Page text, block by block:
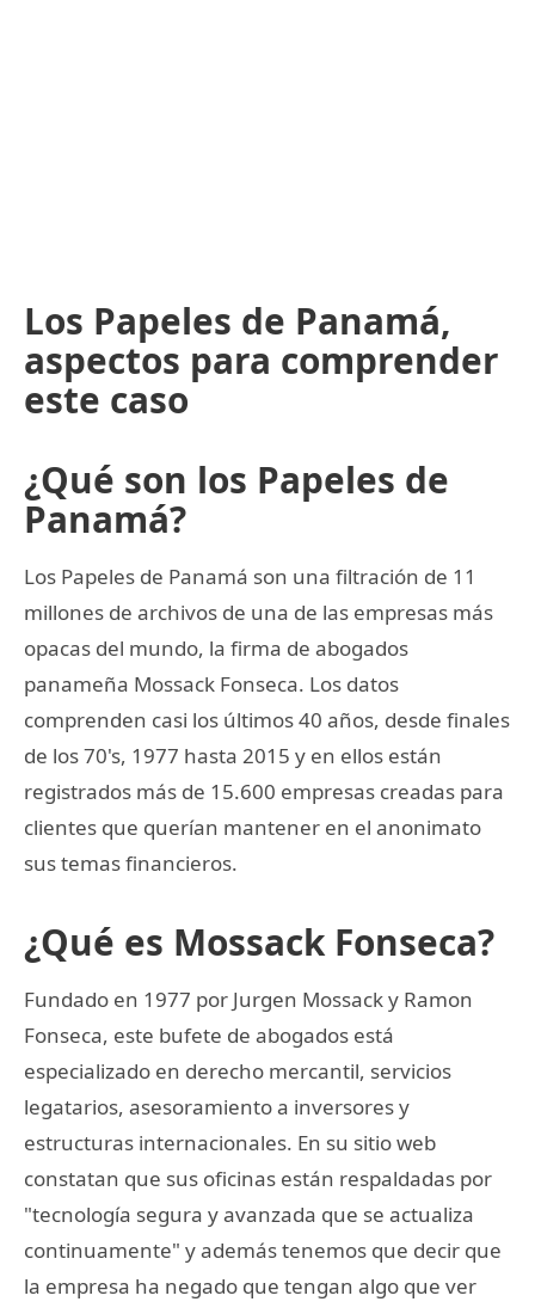
Los Papeles de Panamá,
aspectos para comprender
este caso
¿Qué son los Papeles de
Panamá?
Los Papeles de Panamá son una filtración de 11
millones de archivos de una de las empresas más
opacas del mundo, la firma de abogados
panameña Mossack Fonseca. Los datos
comprenden casi los últimos 40 años, desde finales
de los 70's, 1977 hasta 2015 y en ellos están
registrados más de 15.600 empresas creadas para
clientes que querían mantener en el anonimato
sus temas financieros.
¿Qué es Mossack Fonseca?
Fundado en 1977 por Jurgen Mossack y Ramon
Fonseca, este bufete de abogados está
especializado en derecho mercantil, servicios
legatarios, asesoramiento a inversores y
estructuras internacionales. En su sitio web
constatan que sus oficinas están respaldadas por
"tecnología segura y avanzada que se actualiza
continuamente" y además tenemos que decir que
la empresa ha negado que tengan algo que ver